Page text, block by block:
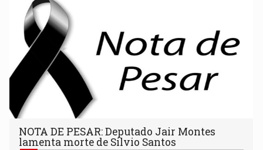
NOTA DE PESAR: Deputado Jair Montes
lamenta morte de Silvio Santos